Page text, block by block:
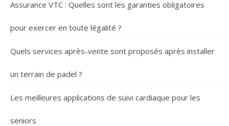
Assurance VTC : Quelles sont les garanties obligatoires
pour exercer en toute légalité ?
Quels services après-vente sont proposés après installer
un terrain de padel ?
Les meilleures applications de suivi cardiaque pour les
seniors